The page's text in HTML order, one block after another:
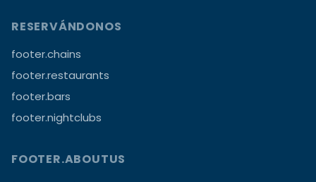
RESERVÁNDONOS
footer.chains
footer.restaurants
footer.bars
footer.nightclubs
FOOTER.ABOUTUS